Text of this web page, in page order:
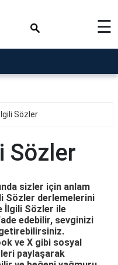
☰
Sözler
Sözler
sizler için anlam
Sözler derlemelerini
İlgili Sözler ile
edebilir, sevginizi
getirebilirsiniz.
ve X gibi sosyal
paylaşarak